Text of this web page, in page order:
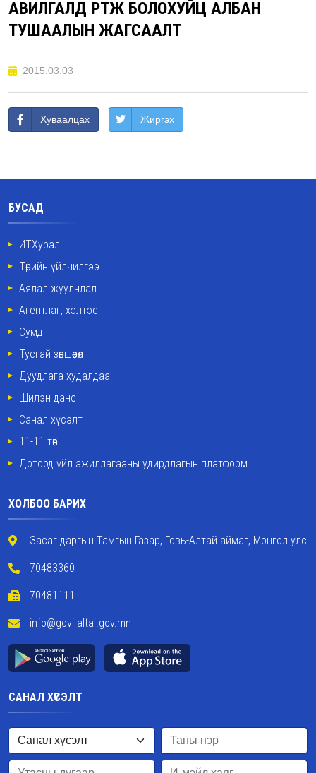
АВИЛГАЛД ӨРТӨЖ БОЛОХУЙЦ АЛБАН
ТУШААЛЫН ЖАГСААЛТ
2015.03.03
Хуваалцах Жиргэх
БУСАД
ИТХурал
Төрийн үйлчилгээ
Аялал жуулчлал
Агентлаг, хэлтэс
Сумд
Тусгай зөвшөөрөл
Дуудлага худалдаа
Шилэн данс
Санал хүсэлт
11-11 төв
Дотоод үйл ажиллагааны удирдлагын платформ
ХОЛБОО БАРИХ
Засаг даргын Тамгын Газар, Говь-Алтай аймаг, Монгол улс
70483360
70481111
info@govi-altai.gov.mn
САНАЛ ХҮСЭЛТ